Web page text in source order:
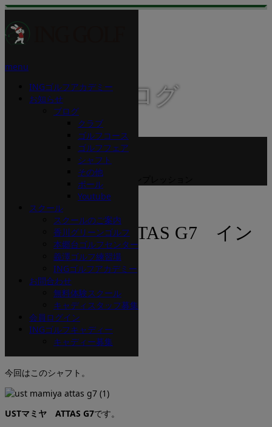
menu
INGゴルフアカデミー
お知らせ
ブログ
クラブ
ゴルフコース
ゴルフフェア
シャフト
その他
ボール
Youtube
スクール
スクールのご案内
香川グリーンゴルフ
本郷台ゴルフセンター
義澤ゴルフ練習場
INGゴルフアカデミー
お問合わせ
無料体験スクール
キャディスタッフ募集
会員ログイン
INGゴルフキャディー
キャディー募集
スタッフブログ
USTマミヤ ATTAS G7 インプレッション
USTマミヤ ATTAS G7 イン
プレッション
鈴木です。
今回はこのシャフト。
USTマミヤ ATTAS G7です。